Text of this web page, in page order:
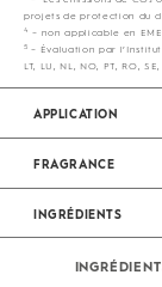
projets de protection du
4 – non applicable en
5 – Évaluation par l’Institut
LT, LU, NL, NO, PT, RO, SE,
APPLICATION
FRAGRANCE
INGRÉDIENTS